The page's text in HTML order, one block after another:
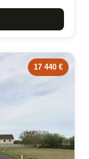
17 440 €